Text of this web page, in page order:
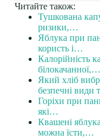
Читайте також:
Тушкована
ризики,…
Яблука при
користь і…
Калорійність
білокачанної,…
Який хліб
безпечні види
Горіхи при
які…
Квашені
можна їсти,…